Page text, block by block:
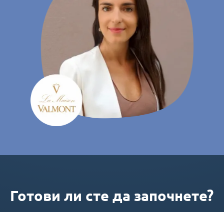
Готови ли сте да започнете?